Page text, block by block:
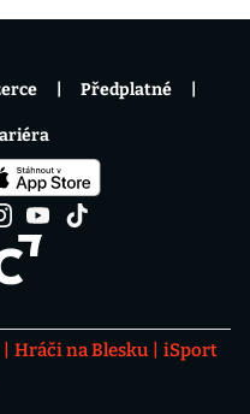
Hráči na Blesku
iSport
Předplatné